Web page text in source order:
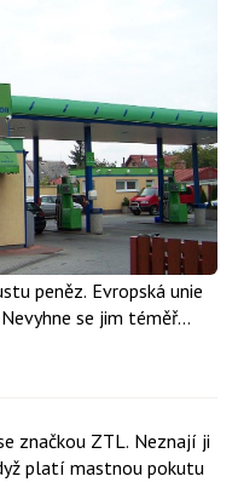
peněz. Evropská unie
se jim téměř
značkou ZTL. Neznají ji
platí mastnou pokutu